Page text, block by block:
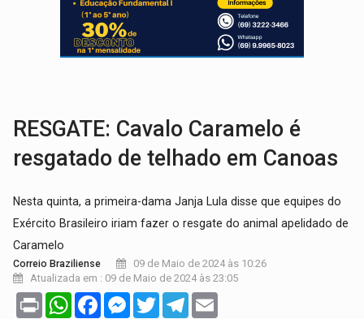
PROCESSO SELETIVO: Rondoniaovivo abre oficina de Comunicação com
AGOSTO LILÁS: MPRO lança de portal e promove reflexão sobre trajetória da
RESGATE: Cavalo Caramelo é
resgatado de telhado em Canoas
Nesta quinta, a primeira-dama Janja Lula disse que equipes do
Exército Brasileiro iriam fazer o resgate do animal apelidado de
Caramelo
Correio Braziliense
09 de Maio de 2024 às 10:26
Atualizada em : 09 de Maio de 2024 às 23:05
Print WhatsAppFacebookMessenger
TwitterTelegram